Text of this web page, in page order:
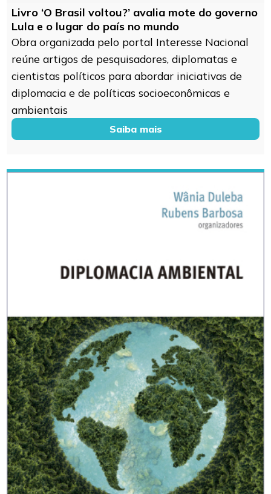
Livro ‘O Brasil voltou?’ avalia mote do governo
Lula e o lugar do país no mundo
Obra organizada pelo portal Interesse Nacional
reúne artigos de pesquisadores, diplomatas e
cientistas políticos para abordar iniciativas de
diplomacia e de políticas socioeconômicas e
ambientais
Saiba mais